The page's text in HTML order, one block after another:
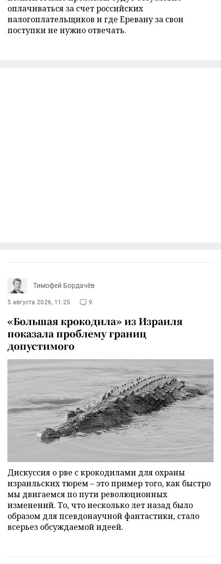
оплачиваться за счет российских
налогоплательщиков и где Еревану за свои
поступки не нужно отвечать.
Тимофей Бордачёв
5 августа 2026, 11:25 9
«Большая крокодила» из Израиля
показала проблему границ
допустимого
Дискуссия о рве с крокодилами для охраны
израильских тюрем – это пример того, как быстро
мы двигаемся по пути революционных
изменений. То, что несколько лет назад было
образом для псевдонаучной фантастики, стало
всерьез обсуждаемой идеей.